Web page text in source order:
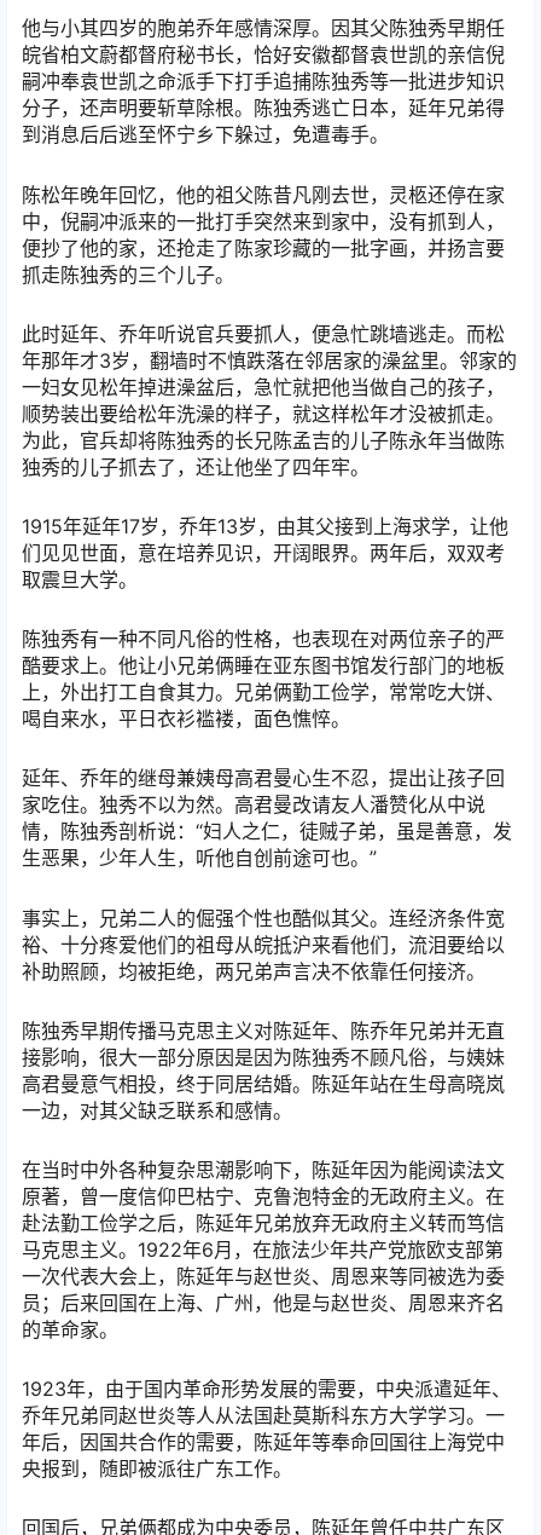
他与小其四岁的胞弟乔年感情深厚。因其父陈独秀早期任
皖省柏文蔚都督府秘书长，恰好安徽都督袁世凯的亲信倪
嗣冲奉袁世凯之命派手下打手追捕陈独秀等一批进步知识
分子，还声明要斩草除根。陈独秀逃亡日本，延年兄弟得
到消息后后逃至怀宁乡下躲过，免遭毒手。
陈松年晚年回忆，他的祖父陈昔凡刚去世，灵柩还停在家
中，倪嗣冲派来的一批打手突然来到家中，没有抓到人，
便抄了他的家，还抢走了陈家珍藏的一批字画，并扬言要
抓走陈独秀的三个儿子。
此时延年、乔年听说官兵要抓人，便急忙跳墙逃走。而松
年那年才3岁，翻墙时不慎跌落在邻居家的澡盆里。邻家的
一妇女见松年掉进澡盆后，急忙就把他当做自己的孩子，
顺势装出要给松年洗澡的样子，就这样松年才没被抓走。
为此，官兵却将陈独秀的长兄陈孟吉的儿子陈永年当做陈
独秀的儿子抓去了，还让他坐了四年牢。
1915年延年17岁，乔年13岁，由其父接到上海求学，让他
们见见世面，意在培养见识，开阔眼界。两年后，双双考
取震旦大学。
陈独秀有一种不同凡俗的性格，也表现在对两位亲子的严
酷要求上。他让小兄弟俩睡在亚东图书馆发行部门的地板
上，外出打工自食其力。兄弟俩勤工俭学，常常吃大饼、
喝自来水，平日衣衫褴褛，面色憔悴。
延年、乔年的继母兼姨母高君曼心生不忍，提出让孩子回
家吃住。独秀不以为然。高君曼改请友人潘赞化从中说
情，陈独秀剖析说：“妇人之仁，徒贼子弟，虽是善意，发
生恶果，少年人生，听他自创前途可也。”
事实上，兄弟二人的倔强个性也酷似其父。连经济条件宽
裕、十分疼爱他们的祖母从皖抵沪来看他们，流泪要给以
补助照顾，均被拒绝，两兄弟声言决不依靠任何接济。
陈独秀早期传播马克思主义对陈延年、陈乔年兄弟并无直
接影响，很大一部分原因是因为陈独秀不顾凡俗，与姨妹
高君曼意气相投，终于同居结婚。陈延年站在生母高晓岚
一边，对其父缺乏联系和感情。
在当时中外各种复杂思潮影响下，陈延年因为能阅读法文
原著，曾一度信仰巴枯宁、克鲁泡特金的无政府主义。在
赴法勤工俭学之后，陈延年兄弟放弃无政府主义转而笃信
马克思主义。1922年6月，在旅法少年共产党旅欧支部第
一次代表大会上，陈延年与赵世炎、周恩来等同被选为委
员；后来回国在上海、广州，他是与赵世炎、周恩来齐名
的革命家。
1923年，由于国内革命形势发展的需要，中央派遣延年、
乔年兄弟同赵世炎等人从法国赴莫斯科东方大学学习。一
年后，因国共合作的需要，陈延年等奉命回国往上海党中
央报到，随即被派往广东工作。
回国后，兄弟俩都成为中央委员，陈延年曾任中共广东区